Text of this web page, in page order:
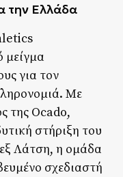
την Ελλάδα
μείγμα
για τον
Με
της Ocado,
στήριξη του
Λάτση, η ομάδα
σχεδιαστή